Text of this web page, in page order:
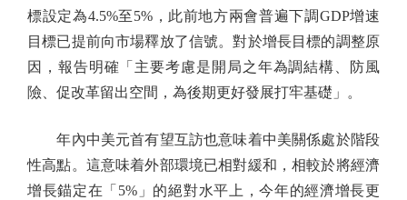
標設定為4.5%至5%，此前地方兩會普遍下調GDP增速
目標已提前向市場釋放了信號。對於增長目標的調整原
因，報告明確「主要考慮是開局之年為調結構、防風
險、促改革留出空間，為後期更好發展打牢基礎」。
年內中美元首有望互訪也意味着中美關係處於階段
性高點。這意味着外部環境已相對緩和，相較於將經濟
增長錨定在「5%」的絕對水平上，今年的經濟增長更